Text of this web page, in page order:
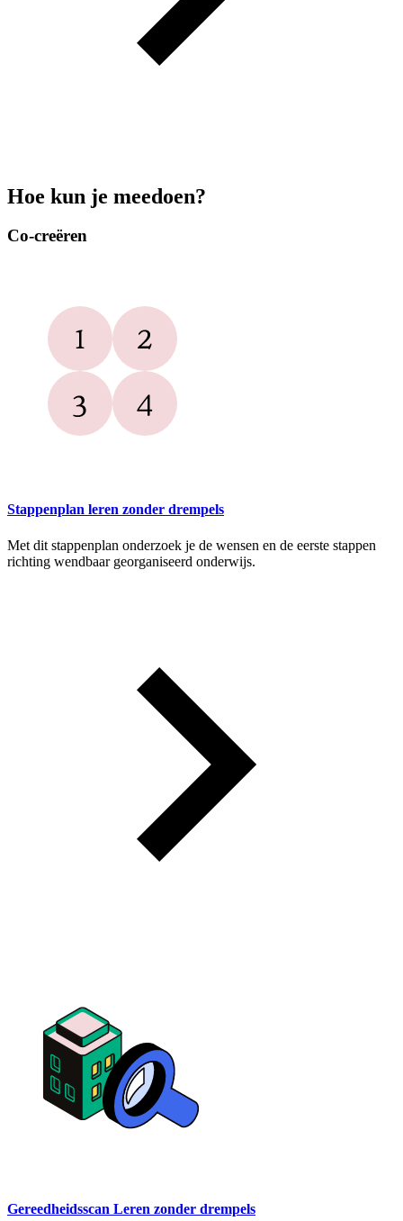
Hoe kun je meedoen?
Co-creëren
Stappenplan leren zonder drempels
Met dit stappenplan onderzoek je de wensen en de eerste stappen
richting wendbaar georganiseerd onderwijs.
Gereedheidsscan Leren zonder drempels